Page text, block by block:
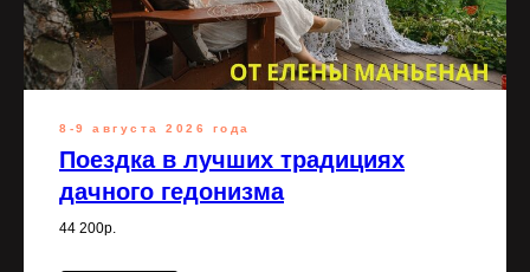
8-9 августа 2026 года
Поездка в лучших традициях
дачного гедонизма
44 200р.